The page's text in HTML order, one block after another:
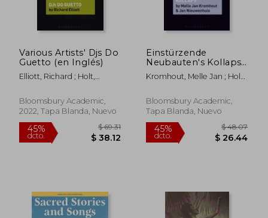
dcto. $ 32.05 dcto.
Various Artists' Djs Do
Guetto (en Inglés)
Elliott, Richard ; Holt,
Bloomsbury Academic,
2022, Tapa Blanda, Nuevo
Einstürzende
Neubauten's Kollaps
(en Inglés)
Kromhout, Melle Jan ; Holt,
Bloomsbury Academic,
Tapa Blanda, Nuevo